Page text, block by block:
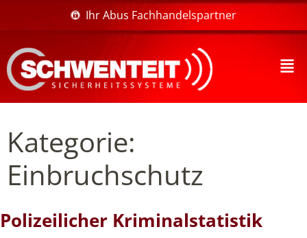
Ihr Abus Fachhandelspartner
Kategorie:
Einbruchschutz
Polizeilicher Kriminalstatistik